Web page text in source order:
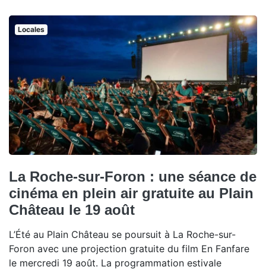
Locales
La Roche-sur-Foron : une séance de
cinéma en plein air gratuite au Plain
Château le 19 août
L’Été au Plain Château se poursuit à La Roche-sur-
Foron avec une projection gratuite du film En Fanfare
le mercredi 19 août. La programmation estivale